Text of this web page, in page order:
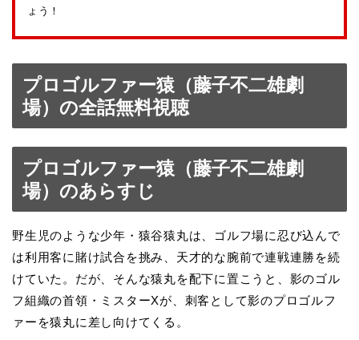
ょう！
プロゴルファー猿（藤子不二雄劇
場）の全話無料視聴
プロゴルファー猿（藤子不二雄劇
場）のあらすじ
野生児のような少年・猿谷猿丸は、ゴルフ場に忍び込んで
は利用客に賭け試合を挑み、天才的な腕前で連戦連勝を続
けていた。だが、そんな猿丸を配下に置こうと、影のゴル
フ組織の首領・ミスターXが、刺客として影のプロゴルフ
ァーを猿丸に差し向けてくる。